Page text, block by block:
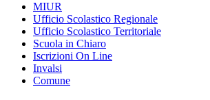
MIUR
Ufficio Scolastico Regionale
Ufficio Scolastico Territoriale
Scuola in Chiaro
Iscrizioni On Line
Invalsi
Comune